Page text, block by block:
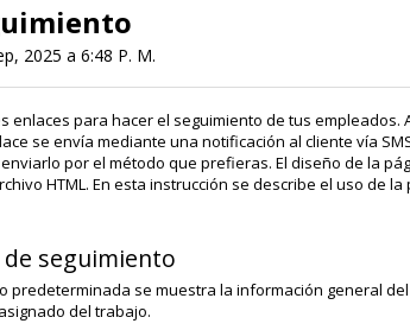
2025 a 6:48 P. M.
enlaces para hacer el seguimiento de tus empleados.
se envía mediante una notificación al cliente vía
por el método que prefieras. El diseño de la
HTML. En esta instrucción se describe el uso de
seguimiento
predeterminada se muestra la información general
del trabajo.